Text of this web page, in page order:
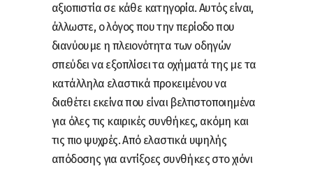
αξιοπιστία σε κάθε κατηγορία. Αυτός είναι,
άλλωστε, ο λόγος που την περίοδο που
διανύουμε η πλειονότητα των οδηγών
σπεύδει να εξοπλίσει τα οχήματά της με τα
κατάλληλα ελαστικά προκειμένου να
διαθέτει εκείνα που είναι βελτιστοποιημένα
για όλες τις καιρικές συνθήκες, ακόμη και
τις πιο ψυχρές. Από ελαστικά υψηλής
απόδοσης για αντίξοες συνθήκες στο χιόνι